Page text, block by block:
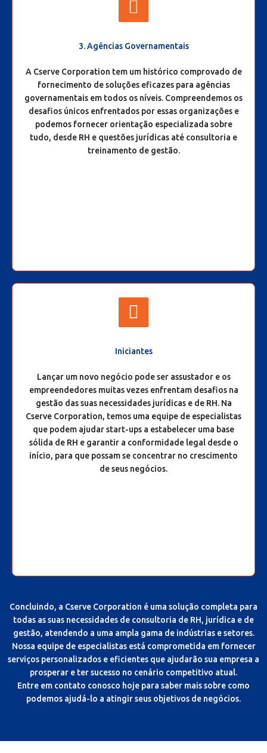
3. Agências Governamentais
A Cserve Corporation tem um histórico comprovado de
fornecimento de soluções eficazes para agências
governamentais em todos os níveis. Compreendemos os
desafios únicos enfrentados por essas organizações e
podemos fornecer orientação especializada sobre
tudo, desde RH e questões jurídicas até consultoria e
treinamento de gestão.
Iniciantes
Lançar um novo negócio pode ser assustador e os
empreendedores muitas vezes enfrentam desafios na
gestão das suas necessidades jurídicas e de RH. Na
Cserve Corporation, temos uma equipe de especialistas
que podem ajudar start-ups a estabelecer uma base
sólida de RH e garantir a conformidade legal desde o
início, para que possam se concentrar no crescimento
de seus negócios.
Concluindo, a Cserve Corporation é uma solução completa para
todas as suas necessidades de consultoria de RH, jurídica e de
gestão, atendendo a uma ampla gama de indústrias e setores.
Nossa equipe de especialistas está comprometida em fornecer
serviços personalizados e eficientes que ajudarão sua empresa a
prosperar e ter sucesso no cenário competitivo atual.
Entre em contato conosco hoje para saber mais sobre como
podemos ajudá-lo a atingir seus objetivos de negócios.